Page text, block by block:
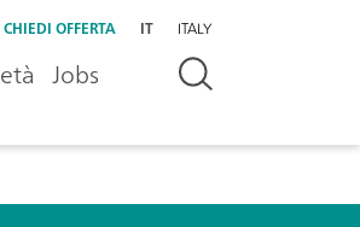
CHIEDI OFFERTA IT ITALY
Jobs